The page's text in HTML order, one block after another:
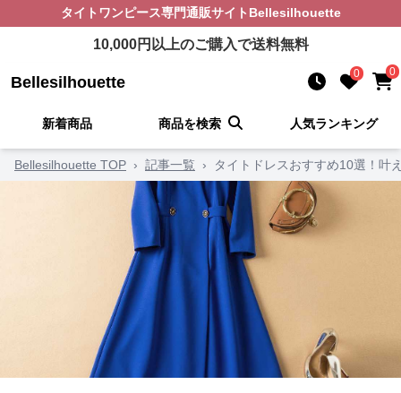
タイトワンピース専門通販サイト Bellesilhouette
10,000円以上のご購入で送料無料
Bellesilhouette 0 0
新着商品 商品を検索 人気ランキング
Bellesilhouette TOP › 記事一覧 › タイトドレスおすすめ10選！叶